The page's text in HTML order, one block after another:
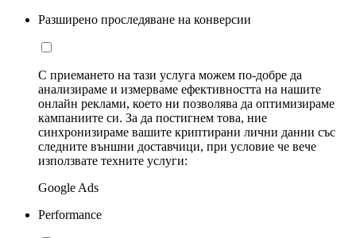
Разширено проследяване на конверсии
С приемането на тази услуга можем по-добре да
анализираме и измерваме ефективността на нашите
онлайн реклами, което ни позволява да оптимизираме
кампаниите си. За да постигнем това, ние
синхронизираме вашите криптирани лични данни със
следните външни доставчици, при условие че вече
използвате техните услуги:
Google Ads
Performance